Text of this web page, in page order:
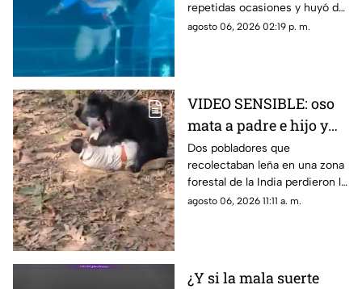
repetidas ocasiones y huyó de
la escena.
agosto 06, 2026 02:19 p. m.
VIDEO SENSIBLE: oso
mata a padre e hijo y
deja a una persona
herida
Dos pobladores que
recolectaban leña en una zona
forestal de la India perdieron la
vida; un oficial fue reportado
agosto 06, 2026 11:11 a. m.
¿Y si la mala suerte